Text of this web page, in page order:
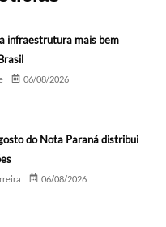
infraestrutura mais bem
06/08/2026
do Nota Paraná distribui
06/08/2026